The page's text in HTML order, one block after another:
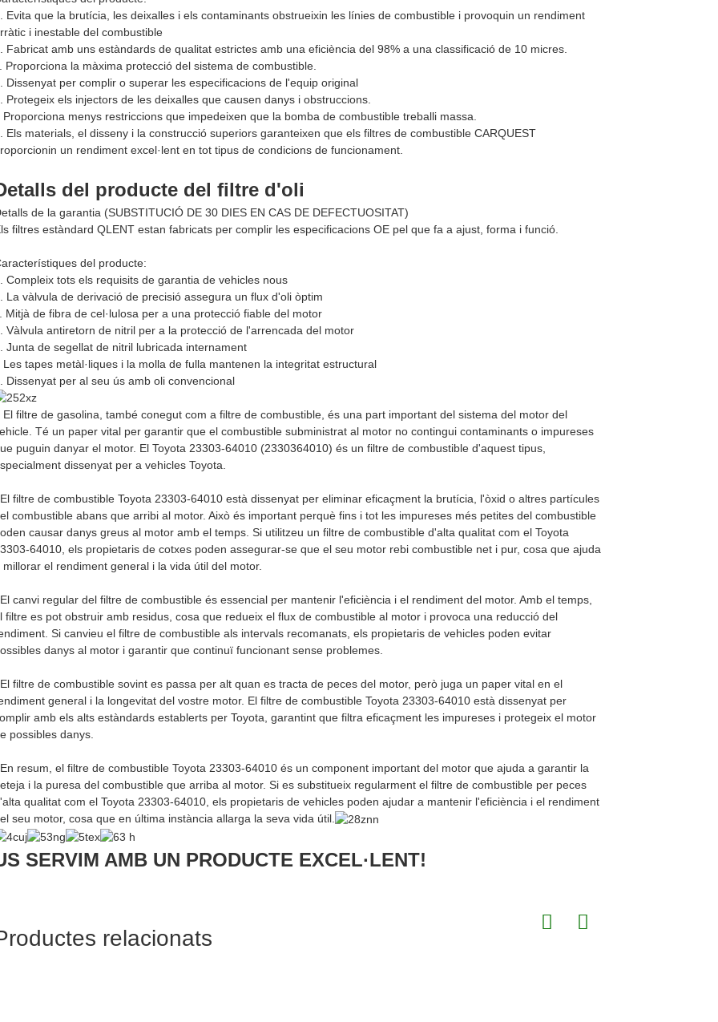
Evita que la brutícia, les deixalles i els contaminants obstrueixin les línies de combustible i provoquin un rendiment
i inestable del combustible
Fabricat amb uns estàndards de qualitat estrictes amb una eficiència del 98% a una classificació de 10 micres.
Proporciona la màxima protecció del sistema de combustible.
Dissenyat per complir o superar les especificacions de l'equip original
Protegeix els injectors de les deixalles que causen danys i obstruccions.
Proporciona menys restriccions que impedeixen que la bomba de combustible treballi massa.
Els materials, el disseny i la construcció superiors garanteixen que els filtres de combustible CARQUEST
un rendiment excel·lent en tot tipus de condicions de funcionament.
del producte del filtre d'oli
de la garantia (SUBSTITUCIÓ DE 30 DIES EN CAS DE DEFECTUOSITAT)
filtres estàndard QLENT estan fabricats per complir les especificacions OE pel que fa a ajust, forma i funció.
del producte:
Compleix tots els requisits de garantia de vehicles nous
La vàlvula de derivació de precisió assegura un flux d'oli òptim
Mitjà de fibra de cel·lulosa per a una protecció fiable del motor
Vàlvula antiretorn de nitril per a la protecció de l'arrencada del motor
Junta de segellat de nitril lubricada internament
Les tapes metàl·liques i la molla de fulla mantenen la integritat estructural
Dissenyat per al seu ús amb oli convencional
El filtre de gasolina, també conegut com a filtre de combustible, és una part important del sistema del motor del
Té un paper vital per garantir que el combustible subministrat al motor no contingui contaminants o impureses
puguin danyar el motor. El Toyota 23303-64010 (2330364010) és un filtre de combustible d'aquest tipus,
dissenyat per a vehicles Toyota.
El filtre de combustible Toyota 23303-64010 està dissenyat per eliminar eficaçment la brutícia, l'òxid o altres partícules
combustible abans que arribi al motor. Això és important perquè fins i tot les impureses més petites del combustible
causar danys greus al motor amb el temps. Si utilitzeu un filtre de combustible d'alta qualitat com el Toyota
64010, els propietaris de cotxes poden assegurar-se que el seu motor rebi combustible net i pur, cosa que ajuda
millorar el rendiment general i la vida útil del motor.
El canvi regular del filtre de combustible és essencial per mantenir l'eficiència i el rendiment del motor. Amb el temps,
filtre es pot obstruir amb residus, cosa que redueix el flux de combustible al motor i provoca una reducció del
Si canvieu el filtre de combustible als intervals recomanats, els propietaris de vehicles poden evitar
danys al motor i garantir que continuï funcionant sense problemes.
El filtre de combustible sovint es passa per alt quan es tracta de peces del motor, però juga un paper vital en el
general i la longevitat del vostre motor. El filtre de combustible Toyota 23303-64010 està dissenyat per
amb els alts estàndards establerts per Toyota, garantint que filtra eficaçment les impureses i protegeix el motor
possibles danys.
En resum, el filtre de combustible Toyota 23303-64010 és un component important del motor que ajuda a garantir la
i la puresa del combustible que arriba al motor. Si es substitueix regularment el filtre de combustible per peces
qualitat com el Toyota 23303-64010, els propietaris de vehicles poden ajudar a mantenir l'eficiència i el rendiment
seu motor, cosa que en última instància allarga la seva vida útil.
SERVIM AMB UN PRODUCTE EXCEL·LENT!
relacionats